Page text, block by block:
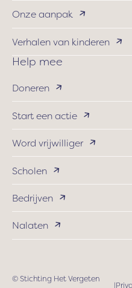
Onze aanpak
Verhalen van kinderen
Help mee
Doneren
Start een actie
Word vrijwilliger
Scholen
Bedrijven
Nalaten
© Stichting Het Vergeten
|